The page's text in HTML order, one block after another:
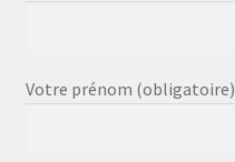
Votre prénom (obligatoire)